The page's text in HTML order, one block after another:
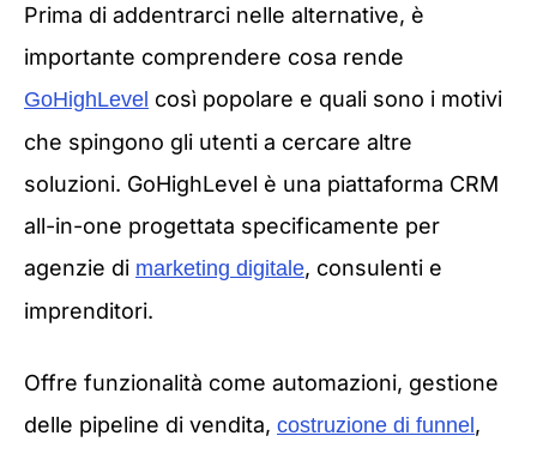
Prima di addentrarci nelle alternative, è
importante comprendere cosa rende
GoHighLevel così popolare e quali sono i motivi
che spingono gli utenti a cercare altre
soluzioni. GoHighLevel è una piattaforma CRM
all-in-one progettata specificamente per
agenzie di marketing digitale, consulenti e
imprenditori.
Offre funzionalità come automazioni, gestione
delle pipeline di vendita, costruzione di funnel ,